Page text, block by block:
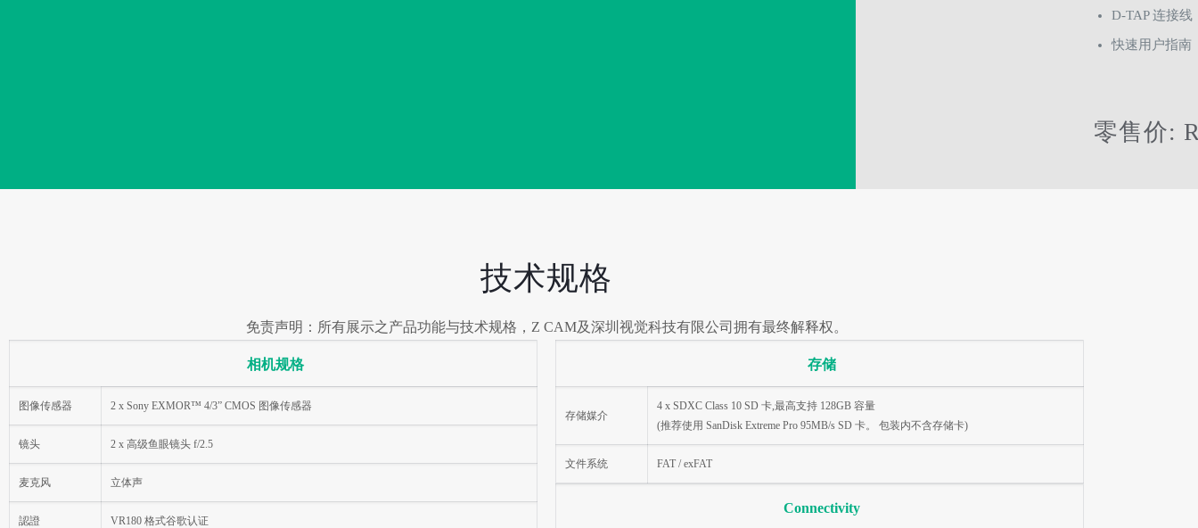
D-TAP 连接线
快速用户指南
零售价:
技术规格
免责声明：所有展示之产品功能与技术规格，Z CAM及深圳视觉科技有限公司拥有最终解释权。
相机规格
图像传感器 2 x Sony EXMOR™ 4/3” CMOS 图像传感器
镜头 2 x 高级鱼眼镜头 f/2.5
麦克风 立体声
認證 VR180 格式谷歌认证
存储
存储媒介
4 x SDXC Class 10 SD 卡,最高支持 128GB 容量
(推荐使用 SanDisk Extreme Pro 95MB/s SD 卡。 包装内不含存储卡)
文件系统 FAT / exFAT
Connectivity